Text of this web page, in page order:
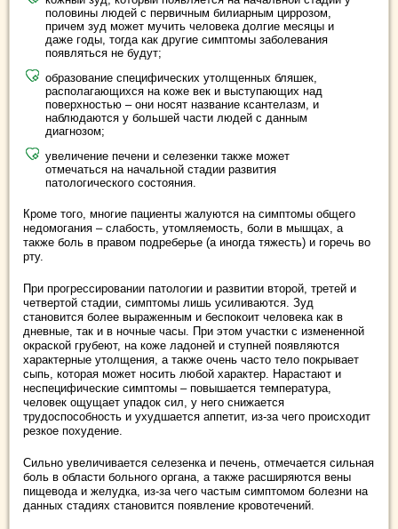
половины людей с первичным билиарным циррозом,
причем зуд может мучить человека долгие месяцы и
даже годы, тогда как другие симптомы заболевания
появляться не будут;
образование специфических утолщенных бляшек,
располагающихся на коже век и выступающих над
поверхностью – они носят название ксантелазм, и
наблюдаются у большей части людей с данным
диагнозом;
увеличение печени и селезенки также может
отмечаться на начальной стадии развития
патологического состояния.
Кроме того, многие пациенты жалуются на симптомы общего
недомогания – слабость, утомляемость, боли в мышцах, а
также боль в правом подреберье (а иногда тяжесть) и горечь во
рту.
При прогрессировании патологии и развитии второй, третей и
четвертой стадии, симптомы лишь усиливаются. Зуд
становится более выраженным и беспокоит человека как в
дневные, так и в ночные часы. При этом участки с измененной
окраской грубеют, на коже ладоней и ступней появляются
характерные утолщения, а также очень часто тело покрывает
сыпь, которая может носить любой характер. Нарастают и
неспецифические симптомы – повышается температура,
человек ощущает упадок сил, у него снижается
трудоспособность и ухудшается аппетит, из-за чего происходит
резкое похудение.
Сильно увеличивается селезенка и печень, отмечается сильная
боль в области больного органа, а также расширяются вены
пищевода и желудка, из-за чего частым симптомом болезни на
данных стадиях становится появление кровотечений.